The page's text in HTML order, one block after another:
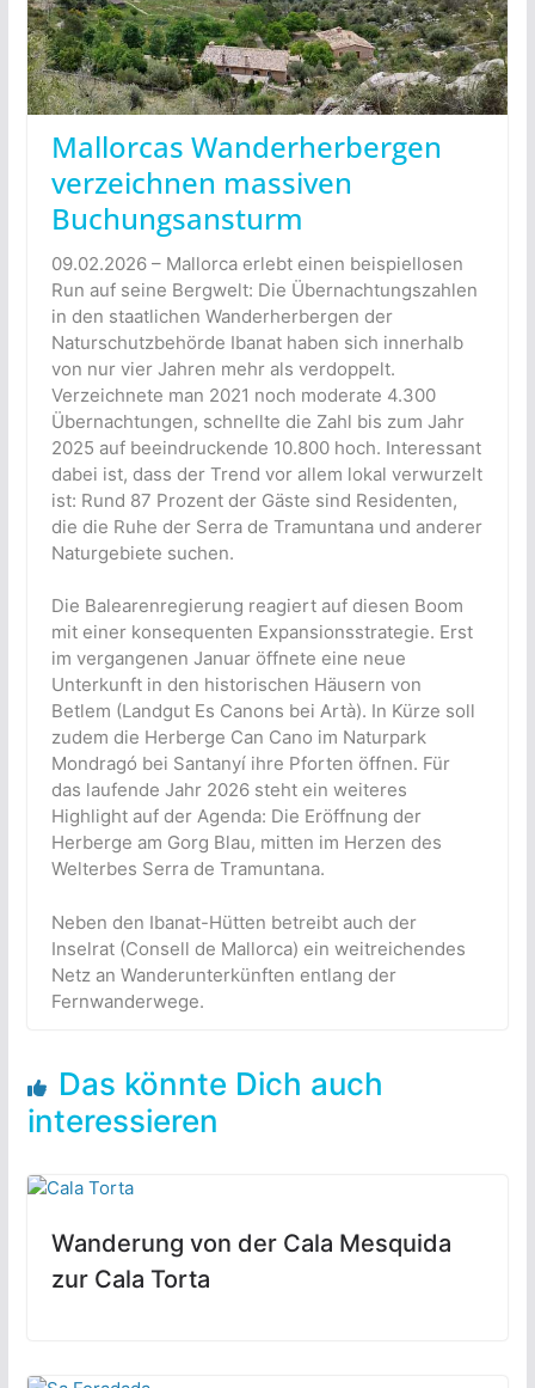
Mallorcas Wanderherbergen
verzeichnen massiven
Buchungsansturm
09.02.2026 – Mallorca erlebt einen beispiellosen
Run auf seine Bergwelt: Die Übernachtungszahlen
in den staatlichen Wanderherbergen der
Naturschutzbehörde Ibanat haben sich innerhalb
von nur vier Jahren mehr als verdoppelt.
Verzeichnete man 2021 noch moderate 4.300
Übernachtungen, schnellte die Zahl bis zum Jahr
2025 auf beeindruckende 10.800 hoch. Interessant
dabei ist, dass der Trend vor allem lokal verwurzelt
ist: Rund 87 Prozent der Gäste sind Residenten,
die die Ruhe der Serra de Tramuntana und anderer
Naturgebiete suchen.
Die Balearenregierung reagiert auf diesen Boom
mit einer konsequenten Expansionsstrategie. Erst
im vergangenen Januar öffnete eine neue
Unterkunft in den historischen Häusern von
Betlem (Landgut Es Canons bei Artà). In Kürze soll
zudem die Herberge Can Cano im Naturpark
Mondragó bei Santanyí ihre Pforten öffnen. Für
das laufende Jahr 2026 steht ein weiteres
Highlight auf der Agenda: Die Eröffnung der
Herberge am Gorg Blau, mitten im Herzen des
Welterbes Serra de Tramuntana.
Neben den Ibanat-Hütten betreibt auch der
Inselrat (Consell de Mallorca) ein weitreichendes
Netz an Wanderunterkünften entlang der
Fernwanderwege.
Das könnte Dich auch
interessieren
Wanderung von der Cala Mesquida
zur Cala Torta